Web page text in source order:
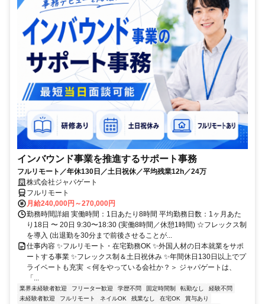
インバウンド事業を推進するサポート事務
フルリモート／年休130日／土日祝休／平均残業12h／24万
株式会社ジャパゲート
フルリモート
月給240,000円～270,000円
勤務時間詳細 実働時間：1日あたり8時間 平均勤務日数：1ヶ月あた
り18日 〜 20日 9:30〜18:30 (実働8時間／休憩1時間) ☆フレックス制
を導入 (出退勤を30分まで前後させることが...
仕事内容 ✨フルリモート・在宅勤務OK ✨外国人材の日本就業をサポ
ートする事業 ✨フレックス制＆土日祝休み ✨年間休日130日以上でプ
ライベートも充実 ＜何をやっている会社か？＞ ジャパゲートは、
「...
業界未経験者歓迎 フリーター歓迎 学歴不問 固定時間制 転勤なし
経験不問
未経験者歓迎
フルリモート ネイルOK 残業なし 在宅OK
賞与あり